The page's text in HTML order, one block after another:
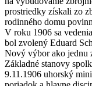
prostriedky získali zo
rodinného domu
V roku 1906 sa
bol zvolený Eduard
Nový výbor ako jednu
Základné stanovy
9.11.1906 uhorský